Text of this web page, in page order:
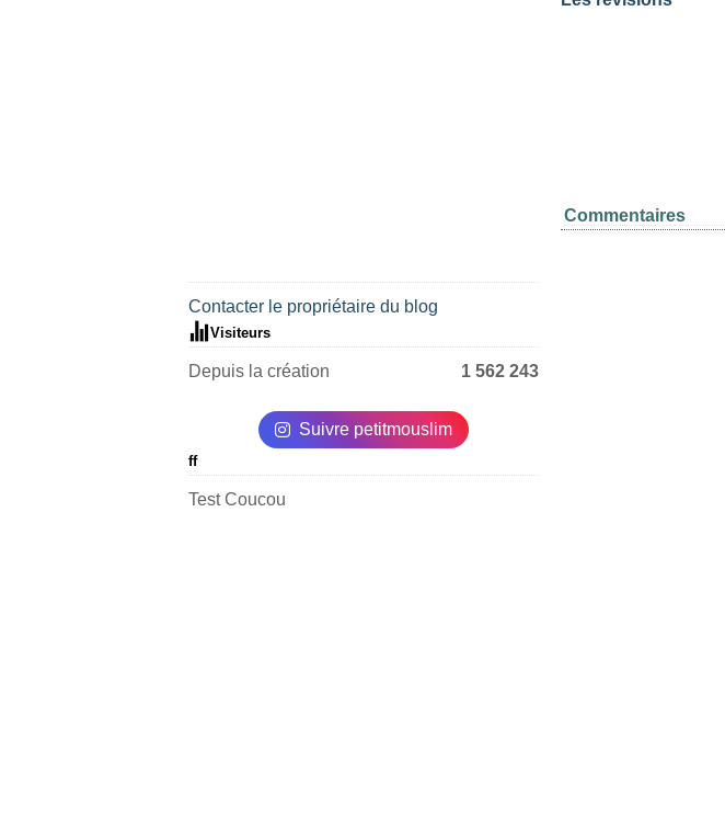
Contacter le propriétaire du blog
Visiteurs
Depuis la création 1 562 243
Suivre petitmouslim
ff
Test Coucou
Commentaires